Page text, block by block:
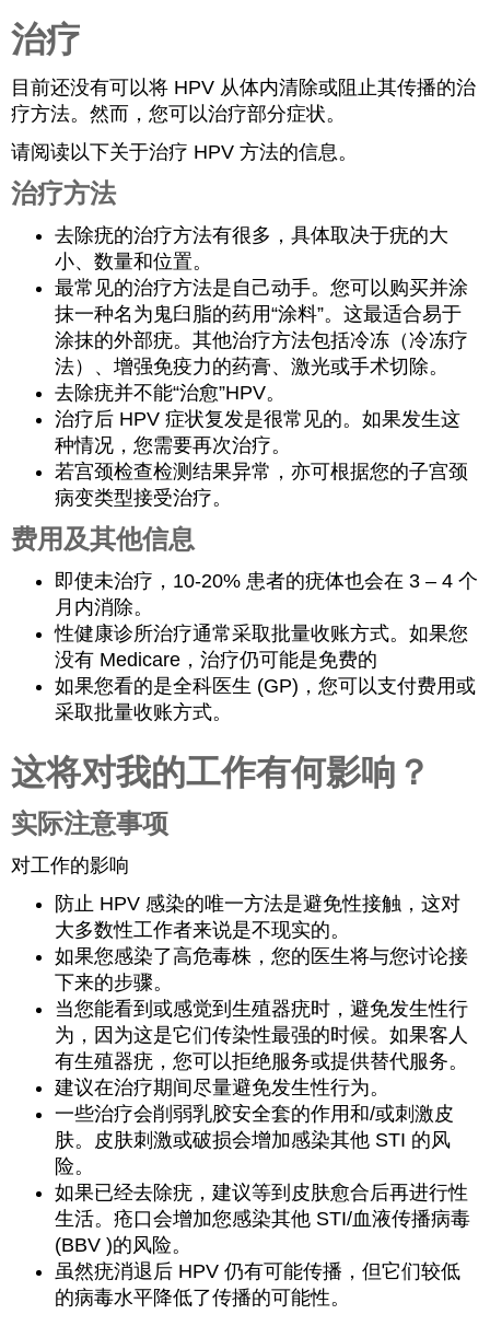
治疗
目前还没有可以将 HPV 从体内清除或阻止其传播的治
疗方法。然而，您可以治疗部分症状。
请阅读以下关于治疗 HPV 方法的信息。
治疗方法
去除疣的治疗方法有很多，具体取决于疣的大
小、数量和位置。
最常见的治疗方法是自己动手。您可以购买并涂
抹一种名为鬼臼脂的药用“涂料”。这最适合易于
涂抹的外部疣。其他治疗方法包括冷冻（冷冻疗
法）、增强免疫力的药膏、激光或手术切除。
去除疣并不能“治愈”HPV。
治疗后 HPV 症状复发是很常见的。如果发生这
种情况，您需要再次治疗。
若宫颈检查检测结果异常，亦可根据您的子宫颈
病变类型接受治疗。
费用及其他信息
即使未治疗，10-20% 患者的疣体也会在 3 – 4 个
月内消除。
性健康诊所治疗通常采取批量收账方式。如果您
没有 Medicare，治疗仍可能是免费的
如果您看的是全科医生 (GP)，您可以支付费用或
采取批量收账方式。
这将对我的工作有何影响？
实际注意事项
对工作的影响
防止 HPV 感染的唯一方法是避免性接触，这对
大多数性工作者来说是不现实的。
如果您感染了高危毒株，您的医生将与您讨论接
下来的步骤。
当您能看到或感觉到生殖器疣时，避免发生性行
为，因为这是它们传染性最强的时候。如果客人
有生殖器疣，您可以拒绝服务或提供替代服务。
建议在治疗期间尽量避免发生性行为。
一些治疗会削弱乳胶安全套的作用和/或刺激皮
肤。皮肤刺激或破损会增加感染其他 STI 的风
险。
如果已经去除疣，建议等到皮肤愈合后再进行性
生活。疮口会增加您感染其他 STI/血液传播病毒
(BBV )的风险。
虽然疣消退后 HPV 仍有可能传播，但它们较低
的病毒水平降低了传播的可能性。